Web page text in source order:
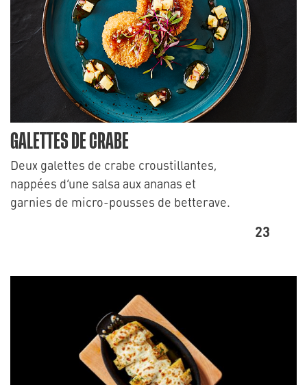
GALETTES DE CRABE
Deux galettes de crabe croustillantes,
nappées d’une salsa aux ananas et
garnies de micro-pousses de betterave.
23